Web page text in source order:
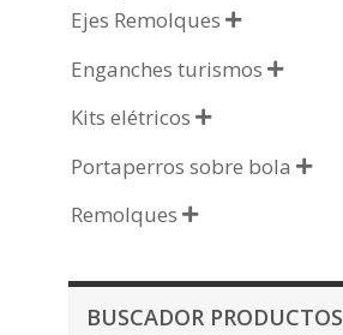
Ejes Remolques 
Enganches turismos 
Kits elétricos 
Portaperros sobre bola 
Remolques 
BUSCADOR PRODUCTOS